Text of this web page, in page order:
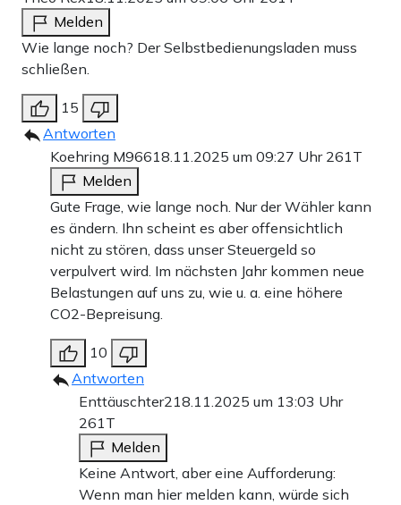
Melden
Wie lange noch? Der Selbstbedienungsladen muss
schließen.
15
Antworten
Koehring M96618.11.2025 um 09:27 Uhr 261T
Melden
Gute Frage, wie lange noch. Nur der Wähler kann
es ändern. Ihn scheint es aber offensichtlich
nicht zu stören, dass unser Steuergeld so
verpulvert wird. Im nächsten Jahr kommen neue
Belastungen auf uns zu, wie u. a. eine höhere
CO2-Bepreisung.
10
Antworten
Enttäuschter2 18.11.2025 um 13:03 Uhr
261T
Melden
Keine Antwort, aber eine Aufforderung:
Wenn man hier melden kann, würde sich